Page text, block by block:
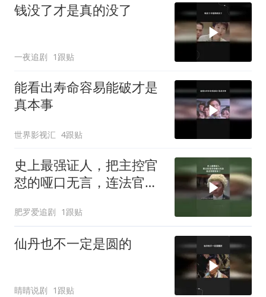
钱没了才是真的没了
一夜追剧 1跟贴
能看出寿命容易能破才是
真本事
世界影视汇 4跟贴
史上最强证人，把主控官
怼的哑口无言，连法官都
肥罗爱追剧 1跟贴
仙丹也不一定是圆的
睛睛说剧 1跟贴